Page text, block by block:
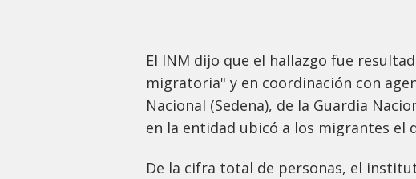
El INM dijo que el hallazgo fue
migratoria" y en coordinación con
Nacional (Sedena), de la Guardia
en la entidad ubicó a los migrantes el
De la cifra total de personas, el